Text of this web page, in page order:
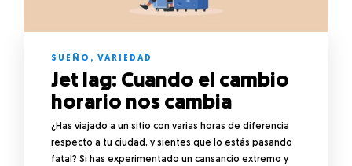
SUEÑO , VARIEDAD
Jet lag: Cuando el cambio
horario nos cambia
¿Has viajado a un sitio con varias horas de diferencia
respecto a tu ciudad, y sientes que lo estás pasando
fatal? Si has experimentado un cansancio extremo y